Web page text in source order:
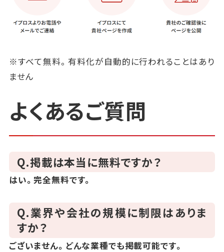
※すべて無料。有料化が自動的に行われることはあり
ません
よくあるご質問
Q.掲載は本当に無料ですか？
はい。完全無料です。
Q.業界や会社の規模に制限はありま
すか？
ございません。どんな業種でも掲載可能です。